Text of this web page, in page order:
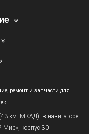
ремонт и запчасти для
км. МКАД), в навигаторе
Мир», корпус 30